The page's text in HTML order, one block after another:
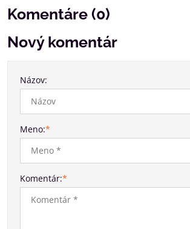
Komentáre (0)
Nový komentár
Názov:
Meno:*
Komentár:*